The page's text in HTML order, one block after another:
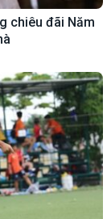
chiêu đãi Năm